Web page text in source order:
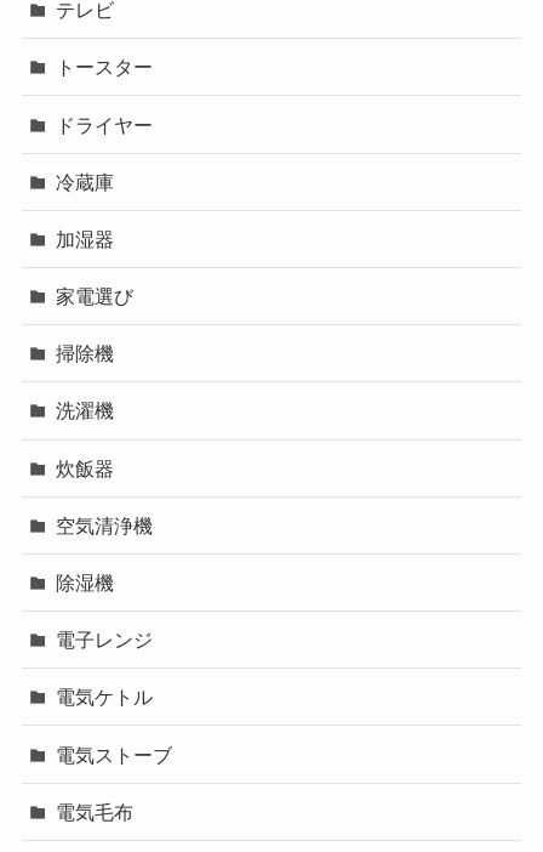
テレビ
トースター
ドライヤー
冷蔵庫
加湿器
家電選び
掃除機
洗濯機
炊飯器
空気清浄機
除湿機
電子レンジ
電気ケトル
電気ストーブ
電気毛布